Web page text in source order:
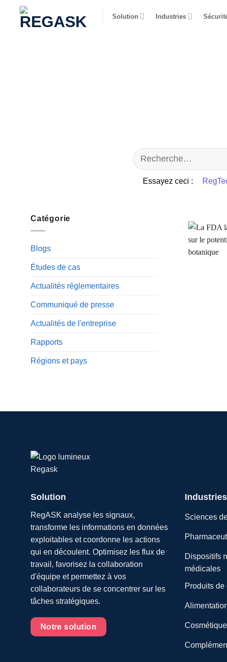
Passer
Solution Industries
Essayez ceci :
Catégorie
Blogs
Études de cas
Actualités réglementaires
Communiqué de presse
Actualités de l'entreprise
Rapports
Régions et pays
Solution
RegASK analyse les signaux,
transforme les informations en données
exploitables et coordonne les actions
qui en découlent. Optimisez les flux de
travail, favorisez la collaboration
d'équipe et permettez à vos
collaborateurs de se concentrer sur les
tâches stratégiques.
Notre solution
Industries
Sciences
Dispositifs
médicales
Produits de